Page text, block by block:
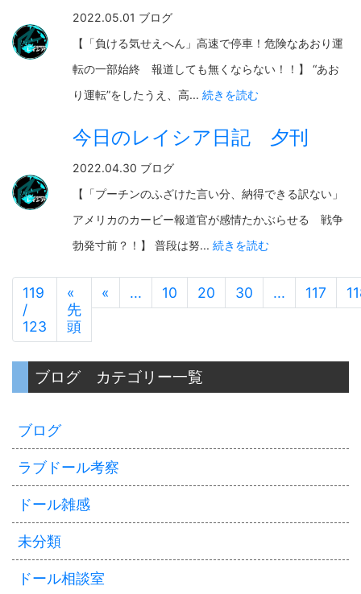
2022.05.01 ブログ
【「負ける気せえへん」高速で停車！危険なあおり運
転の一部始終 報道しても無くならない！！】 “あお
り運転”をしたうえ、高... 続きを読む
今日のレイシア日記 夕刊
2022.04.30 ブログ
【「プーチンのふざけた言い分、納得できる訳ない」
アメリカのカービー報道官が感情たかぶらせる 戦争
勃発寸前？！】 普段は努... 続きを読む
119
/
123
«
先
頭
« ... 10 20 30 ... 117
ブログ カテゴリー一覧
ブログ
ラブドール考察
ドール雑感
未分類
ドール相談室